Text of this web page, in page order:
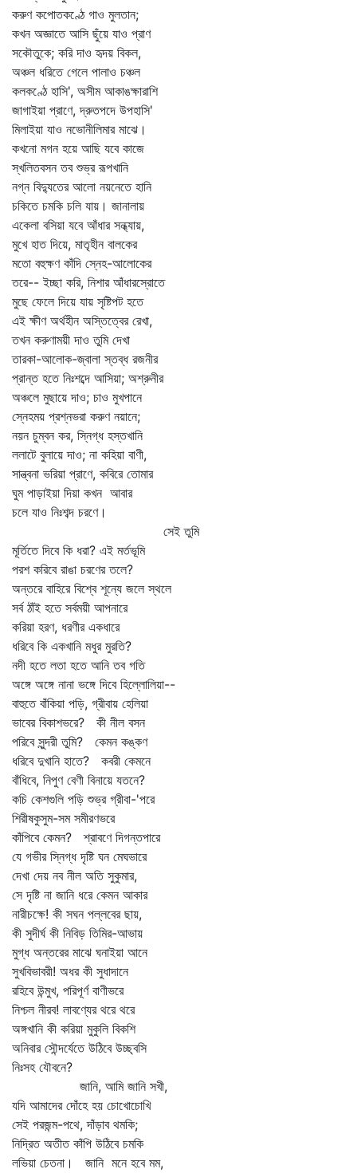
করুণ কপোতকণ্ঠে গাও মুলতান;
কখন অজ্ঞাতে আসি ছুঁয়ে যাও প্রাণ
সকৌতুকে; করি দাও হৃদয় বিকল,
অঞ্চল ধরিতে গেলে পালাও চঞ্চল
কলকণ্ঠে হাসি', অসীম আকাঙক্ষারাশি
জাগাইয়া প্রাণে, দ্রুতপদে উপহাসি'
মিলাইয়া যাও নভোনীলিমার মাঝে।
কখনো মগন হয়ে আছি যবে কাজে
স্খলিতবসন তব শুভ্র রূপখানি
নগ্ন বিদ্যুতের আলো নয়নেতে হানি
চকিতে চমকি চলি যায়। জানালায়
একেলা বসিয়া যবে আঁধার সন্ধ্যায়,
মুখে হাত দিয়ে, মাতৃহীন বালকের
মতো বহুক্ষণ কাঁদি স্নেহ-আলোকের
তরে-- ইচ্ছা করি, নিশার আঁধারস্রোতে
মুছে ফেলে দিয়ে যায় সৃষ্টিপট হতে
এই ক্ষীণ অর্থহীন অস্তিত্বের রেখা,
তখন করুণাময়ী দাও তুমি দেখা
তারকা-আলোক-জ্বালা স্তব্ধ রজনীর
প্রান্ত হতে নিঃশব্দে আসিয়া; অশ্রুনীর
অঞ্চলে মুছায়ে দাও; চাও মুখপানে
স্নেহময় প্রশ্নভরা করুণ নয়ানে;
নয়ন চুম্বন কর, স্নিগ্ধ হস্তখানি
ললাটে বুলায়ে দাও; না কহিয়া বাণী,
সান্ত্বনা ভরিয়া প্রাণে, কবিরে তোমার
ঘুম পাড়াইয়া দিয়া কখন আবার
চলে যাও নিঃশব্দ চরণে।
সেই তুমি
মূর্তিতে দিবে কি ধরা? এই মর্তভূমি
পরশ করিবে রাঙা চরণের তলে?
অন্তরে বাহিরে বিশ্বে শূন্যে জলে স্থলে
সর্ব ঠাঁই হতে সর্বময়ী আপনারে
করিয়া হরণ, ধরণীর একধারে
ধরিবে কি একখানি মধুর মুরতি?
নদী হতে লতা হতে আনি তব গতি
অঙ্গে অঙ্গে নানা ভঙ্গে দিবে হিল্লোলিয়া--
বাহুতে বাঁকিয়া পড়ি, গ্রীবায় হেলিয়া
ভাবের বিকাশভরে? কী নীল বসন
পরিবে সুন্দরী তুমি? কেমন কঙ্কণ
ধরিবে দুখানি হাতে? কবরী কেমনে
বাঁধিবে, নিপুণ বেণী বিনায়ে যতনে?
কচি কেশগুলি পড়ি শুভ্র গ্রীবা-'পরে
শিরীষকুসুম-সম সমীরণভরে
কাঁপিবে কেমন? শ্রাবণে দিগন্তপারে
যে গভীর স্নিগ্ধ দৃষ্টি ঘন মেঘভারে
দেখা দেয় নব নীল অতি সুকুমার,
সে দৃষ্টি না জানি ধরে কেমন আকার
নারীচক্ষে! কী সঘন পল্লবের ছায়,
কী সুদীর্ঘ কী নিবিড় তিমির-আভায়
মুগ্ধ অন্তরের মাঝে ঘনাইয়া আনে
সুখবিভাবরী! অধর কী সুধাদানে
রহিবে উন্মুখ, পরিপূর্ণ বাণীভরে
নিশ্চল নীরব! লাবণ্যের থরে থরে
অঙ্গখানি কী করিয়া মুকুলি বিকশি
অনিবার সৌন্দর্যেতে উঠিবে উচ্ছ্বসি
নিঃসহ যৌবনে?
জানি, আমি জানি সখী,
যদি আমাদের দোঁহে হয় চোখোচোখি
সেই পরজন্ম-পথে, দাঁড়াব থমকি;
নিদ্রিত অতীত কাঁপি উঠিবে চমকি
লভিয়া চেতনা। জানি মনে হবে মম,